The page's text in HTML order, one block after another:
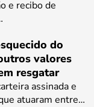
e recibo de
do
valores
resgatar
assinada e
atuaram entre…